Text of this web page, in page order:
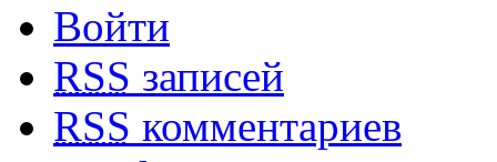
Войти
RSS записей
RSS комментариев